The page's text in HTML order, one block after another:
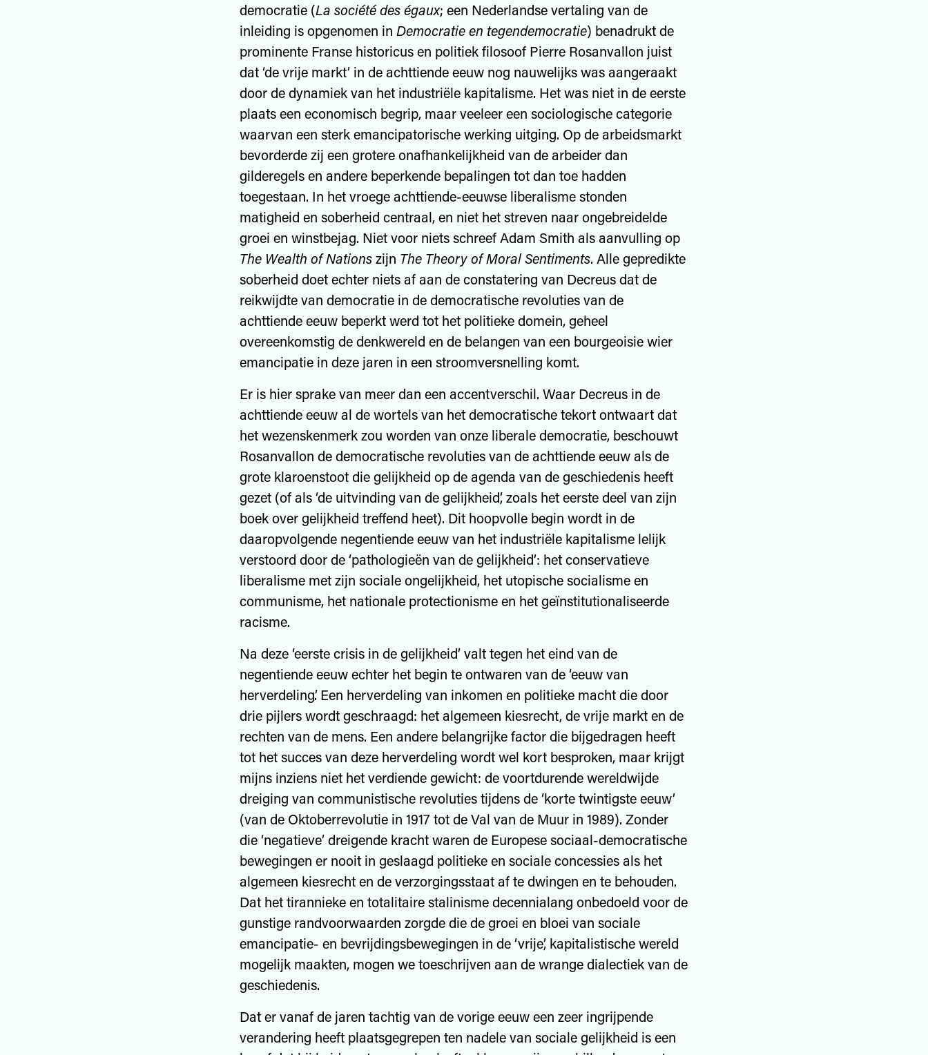
democratie (La société des égaux; een Nederlandse vertaling van de
inleiding is opgenomen in Democratie en tegendemocratie) benadrukt de
prominente Franse historicus en politiek filosoof Pierre Rosanvallon juist
dat ‘de vrije markt’ in de achttiende eeuw nog nauwelijks was aangeraakt
door de dynamiek van het industriële kapitalisme. Het was niet in de eerste
plaats een economisch begrip, maar veeleer een sociologische categorie
waarvan een sterk emancipatorische werking uitging. Op de arbeidsmarkt
bevorderde zij een grotere onafhankelijkheid van de arbeider dan
gilderegels en andere beperkende bepalingen tot dan toe hadden
toegestaan. In het vroege achttiende-eeuwse liberalisme stonden
matigheid en soberheid centraal, en niet het streven naar ongebreidelde
groei en winstbejag. Niet voor niets schreef Adam Smith als aanvulling op
The Wealth of Nationszijn The Theory of Moral Sentiments. Alle gepredikte
soberheid doet echter niets af aan de constatering van Decreus dat de
reikwijdte van democratie in de democratische revoluties van de
achttiende eeuw beperkt werd tot het politieke domein, geheel
overeenkomstig de denkwereld en de belangen van een bourgeoisie wier
emancipatie in deze jaren in een stroomversnelling komt.
Er is hier sprake van meer dan een accentverschil. Waar Decreus in de
achttiende eeuw al de wortels van het democratische tekort ontwaart dat
het wezenskenmerk zou worden van onze liberale democratie, beschouwt
Rosanvallon de democratische revoluties van de achttiende eeuw als de
grote klaroenstoot die gelijkheid op de agenda van de geschiedenis heeft
gezet (of als ‘de uitvinding van de gelijkheid’, zoals het eerste deel van zijn
boek over gelijkheid treffend heet). Dit hoopvolle begin wordt in de
daaropvolgende negentiende eeuw van het industriële kapitalisme lelijk
verstoord door de ‘pathologieën van de gelijkheid’: het conservatieve
liberalisme met zijn sociale ongelijkheid, het utopische socialisme en
communisme, het nationale protectionisme en het geïnstitutionaliseerde
racisme.
Na deze ‘eerste crisis in de gelijkheid’ valt tegen het eind van de
negentiende eeuw echter het begin te ontwaren van de ‘eeuw van
herverdeling’. Een herverdeling van inkomen en politieke macht die door
drie pijlers wordt geschraagd: het algemeen kiesrecht, de vrije markt en de
rechten van de mens. Een andere belangrijke factor die bijgedragen heeft
tot het succes van deze herverdeling wordt wel kort besproken, maar krijgt
mijns inziens niet het verdiende gewicht: de voortdurende wereldwijde
dreiging van communistische revoluties tijdens de ‘korte twintigste eeuw’
(van de Oktoberrevolutie in 1917 tot de Val van de Muur in 1989). Zonder
die ‘negatieve’ dreigende kracht waren de Europese sociaal-democratische
bewegingen er nooit in geslaagd politieke en sociale concessies als het
algemeen kiesrecht en de verzorgingsstaat af te dwingen en te behouden.
Dat het tirannieke en totalitaire stalinisme decennialang onbedoeld voor de
gunstige randvoorwaarden zorgde die de groei en bloei van sociale
emancipatie- en bevrijdingsbewegingen in de ‘vrije’, kapitalistische wereld
mogelijk maakten, mogen we toeschrijven aan de wrange dialectiek van de
geschiedenis.
Dat er vanaf de jaren tachtig van de vorige eeuw een zeer ingrijpende
verandering heeft plaatsgegrepen ten nadele van sociale gelijkheid is een